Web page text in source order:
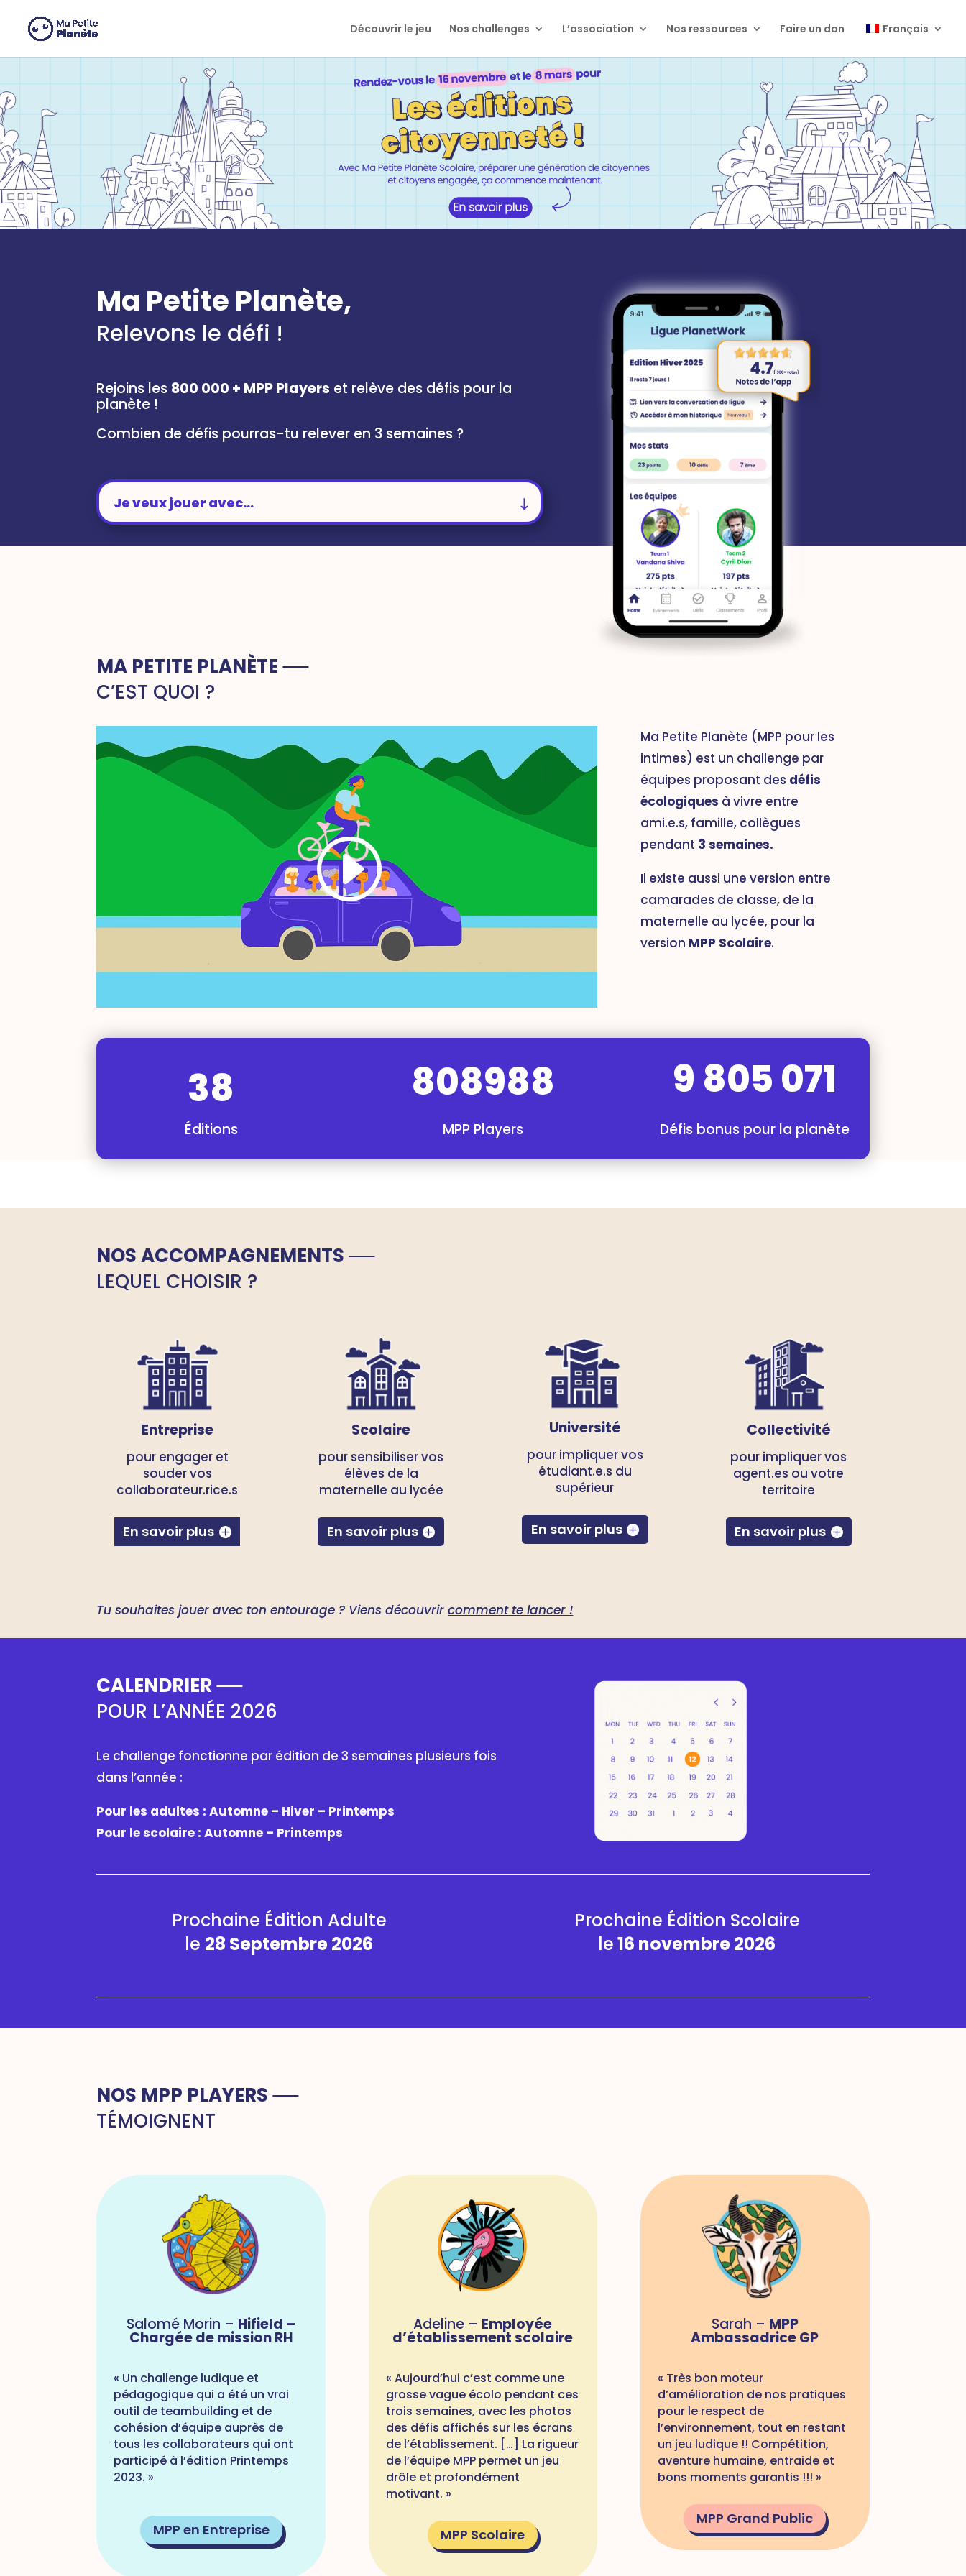
Découvrir le jeu Nos challenges L’association Nos ressources Faire un don Français
Ma Petite Planète,
Relevons le défi !
Rejoins les 800 000 + MPP Players et relève des défis pour la
planète !
Combien de défis pourras-tu relever en 3 semaines ?
Je veux jouer avec...
MA PETITE PLANÈTE
C’EST QUOI ?
Ma Petite Planète (MPP pour les
intimes) est un challenge par
équipes proposant des défis
écologiques à vivre entre
ami.e.s, famille, collègues
pendant 3 semaines.
Il existe aussi une version entre
camarades de classe, de la
maternelle au lycée, pour la
version MPP Scolaire.
38
Éditions
808988
MPP Players
9 805 071
Défis bonus pour la planète
NOS ACCOMPAGNEMENTS
LEQUEL CHOISIR ?
Entreprise
pour engager et
souder vos
collaborateur.rice.s
En savoir plus
Scolaire
pour sensibiliser vos
élèves de la
maternelle au lycée
En savoir plus
Université
pour impliquer vos
étudiant.e.s du
supérieur
En savoir plus
Collectivité
pour impliquer vos
agent.es ou votre
territoire
En savoir plus
Tu souhaites jouer avec ton entourage ? Viens découvrircomment te lancer !
CALENDRIER
POUR L’ANNÉE 2026
Le challenge fonctionne par édition de 3 semaines plusieurs fois
dans l’année :
Pour les adultes : Automne – Hiver – Printemps
Pour le scolaire : Automne – Printemps
Prochaine Édition Adulte
le 28 Septembre 2026
Prochaine Édition Scolaire
le16 novembre 2026
NOS MPP PLAYERS
TÉMOIGNENT
Salomé Morin – Hifield –
Chargée de mission RH
« Un challenge ludique et
pédagogique qui a été un vrai
outil de teambuilding et de
cohésion d’équipe auprès de
tous les collaborateurs qui ont
participé à l’édition Printemps
2023. »
MPP en Entreprise
Adeline – Employée
d’établissement scolaire
« Aujourd’hui c’est comme une
grosse vague écolo pendant ces
trois semaines, avec les photos
des défis affichés sur les écrans
de l’établissement. […] La rigueur
de l’équipe MPP permet un jeu
drôle et profondément
motivant. »
MPP Scolaire
Sarah – MPP
Ambassadrice GP
« Très bon moteur
d’amélioration de nos pratiques
pour le respect de
l’environnement, tout en restant
un jeu ludique !! Compétition,
aventure humaine, entraide et
bons moments garantis !!! »
MPP Grand Public